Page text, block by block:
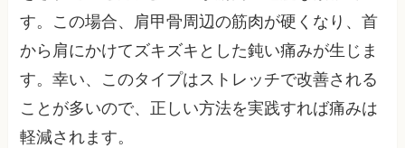
す。この場合、肩甲骨周辺の筋肉が硬くなり、首
から肩にかけてズキズキとした鈍い痛みが生じま
す。幸い、このタイプはストレッチで改善される
ことが多いので、正しい方法を実践すれば痛みは
軽減されます。